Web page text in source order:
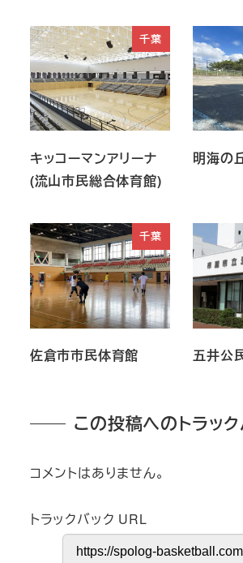
千葉
キッコーマンアリーナ
(流山市民総合体育館)
明海の
千葉
佐倉市市民体育館 五井公
この投稿へのトラック
コメントはありません。
トラックバック URL